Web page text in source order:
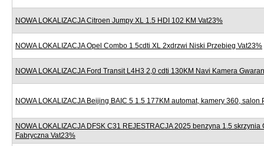
NOWA LOKALIZACJA Citroen Jumpy XL 1.5 HDI 102 KM Vat23%
NOWA LOKALIZACJA Opel Combo 1.5cdti XL 2xdrzwi Niski Przebieg Vat23%
NOWA LOKALIZACJA Ford Transit L4H3 2,0 cdti 130KM Navi Kamera
NOWA LOKALIZACJA Beijing BAIC 5 1.5 177KM automat, kamery 360, salon
NOWA LOKALIZACJA DFSK C31 REJESTRACJA 2025 benzyna 1.5 skrzynia
Fabryczna Vat23%